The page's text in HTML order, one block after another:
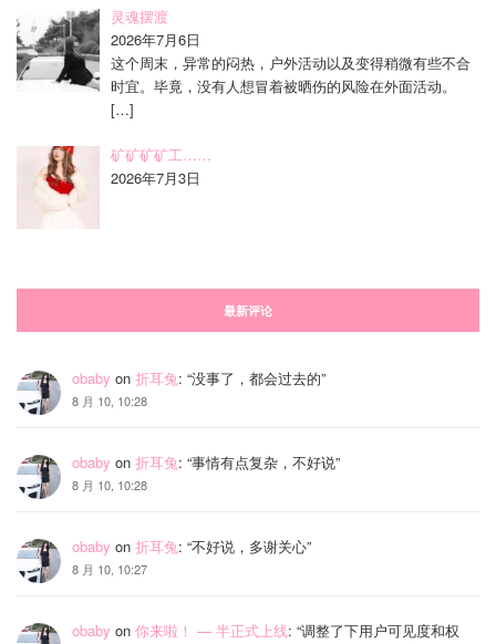
灵魂摆渡
2026年7月6日
这个周末，异常的闷热，户外活动以及变得稍微有些不合
时宜。毕竟，没有人想冒着被晒伤的风险在外面活动。
[…]
矿矿矿矿工……
2026年7月3日
最新评论
obaby on 折耳兔: “没事了，都会过去的”
8 月 10, 10:28
obaby on 折耳兔: “事情有点复杂，不好说”
8 月 10, 10:28
obaby on 折耳兔: “不好说，多谢关心”
8 月 10, 10:27
obaby on 你来啦！ — 半正式上线: “调整了下用户可见度和权